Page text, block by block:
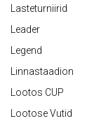
Lasteturniirid
Leader
Legend
Linnastaadion
Lootos CUP
Lootose Vutid